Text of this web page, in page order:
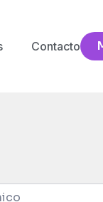
Contacto